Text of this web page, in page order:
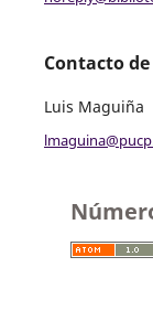
Contacto
Luis Maguiña